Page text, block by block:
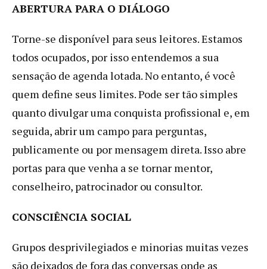
ABERTURA PARA O DIÁLOGO
Torne-se disponível para seus leitores. Estamos
todos ocupados, por isso entendemos a sua
sensação de agenda lotada. No entanto, é você
quem define seus limites. Pode ser tão simples
quanto divulgar uma conquista profissional e, em
seguida, abrir um campo para perguntas,
publicamente ou por mensagem direta. Isso abre
portas para que venha a se tornar mentor,
conselheiro, patrocinador ou consultor.
CONSCIÊNCIA SOCIAL
Grupos desprivilegiados e minorias muitas vezes
são deixados de fora das conversas onde as